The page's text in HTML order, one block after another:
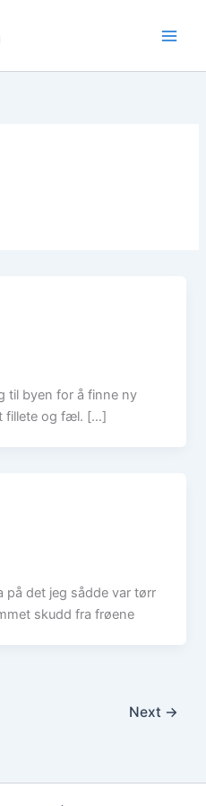
til byen for å finne ny
fillete og fæl. […]
på det jeg sådde var tørr
skudd fra frøene
Next →